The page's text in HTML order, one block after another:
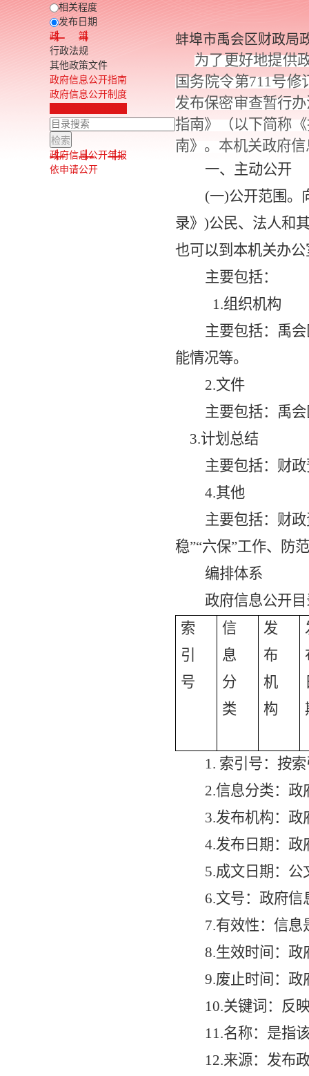
相关程度
发布日期
政 策
行政法规
其他政策文件
政府信息公开指南
政府信息公开制度
政府信息公开年报
依申请公开
蚌埠市禹会区财政局
为了更好地提供
国务院令第711号修
发布保密审查暂行
指南》（以下简称
南》。本机关政府
一、主动公开
(一)公开范围。
录》)公民、法人和
也可以到本机关办
主要包括：
1.组织机构
主要包括：禹
能情况等。
2.文件
主要包括：禹
3.计划总结
主要包括：财
4.其他
主要包括： 财
稳”“六保”工作、防
编排体系
政府信息公开
索
引
号
信
息
分
类
发
布
机
构
1. 索引号：按
2.信息分类：政
3.发布机构：政
4.发布日期：政
5.成文日期：
6.文号：政府
7.有效性：信息
8.生效时间：政
9.废止时间：政
10.关键词：反
11.名称：是指
12.来源：发布